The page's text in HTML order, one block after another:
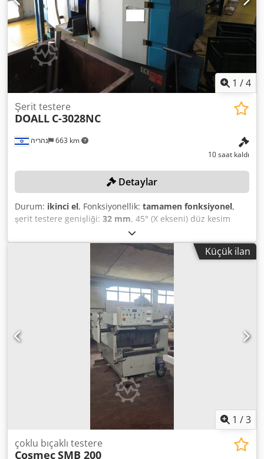
1 /4
נהריה 663 km
Şerit testere
DOALL C-3028NC
10 saat kaldı
Detaylar
Durum: ikinci el, Fonksiyonellik: tamamen fonksiyonel,
şerit testere genişliği: 32 mm, 45° (X ekseni) düz kesim
, düz kesim aralığı 45°'de (Y ekseni):
mm, düz kesim aralığı 90°'de (X ekseni):280 mm, düz
kesim aralığı 90°'de (Y ekseni):
280 mm, DoALL C-3028NC
Şerit Testere Makinesi 11 inç kesim kapasitesi (yuvarlak,
kare, dikdörtgen) Bıçak boyutu: 1,25'' NC kontrol paneli
Dsdpfx Afozhup Houjwa
Küçük ilan
1 /3
çoklu bıçaklı testere
CosmecSMB 200